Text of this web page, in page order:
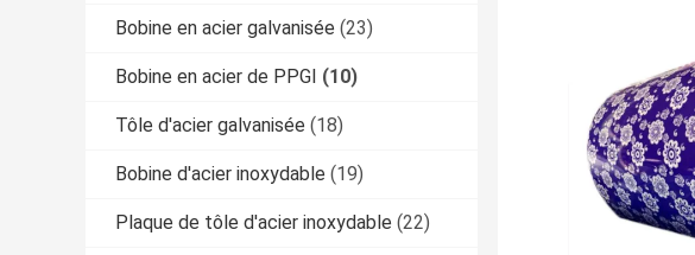
Bobine en acier galvanisée (23)
Bobine en acier de PPGI (10)
Tôle d'acier galvanisée (18)
Bobine d'acier inoxydable (19)
Plaque de tôle d'acier inoxydable (22)